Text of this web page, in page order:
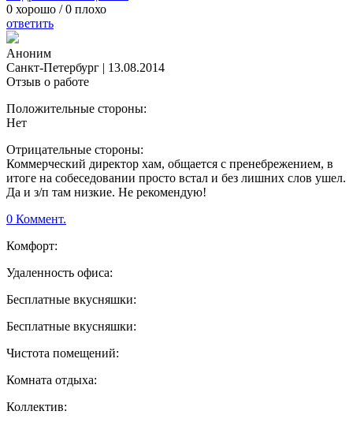
0 хорошо /0 плохо
ответить
Аноним
Санкт-Петербург | 13.08.2014
Отзыв о работе
Положительные стороны:
Нет
Отрицательные стороны:
Коммерческий директор хам, общается с пренебрежением, в
итоге на собеседовании просто встал и без лишних слов ушел.
Да и з/п там низкие. Не рекомендую!
0 Коммент.
Комфорт:
Удаленность офиса:
Бесплатные вкусняшки:
Бесплатные вкусняшки:
Чистота помещений:
Комната отдыха:
Коллектив: